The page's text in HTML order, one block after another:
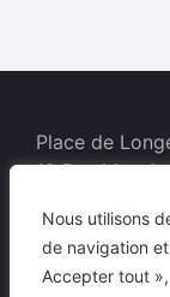
Nous utilisons
de navigation
Accepter tout
Place de
19 Rue
Téléphone :